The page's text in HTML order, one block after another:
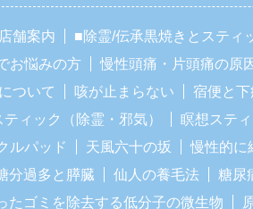
店舗案内 ■除霊/伝承黒焼きとスティ
お悩みの方 慢性頭痛・片頭痛の原
ついて 咳が止まらない 宿便と下
ィック（除霊・邪気） 瞑想ステ
ルパッド 天風六十の坂 慢性的に
分過多と膵臓 仙人の養毛法 糖尿
たゴミを除去する低分子の微生物